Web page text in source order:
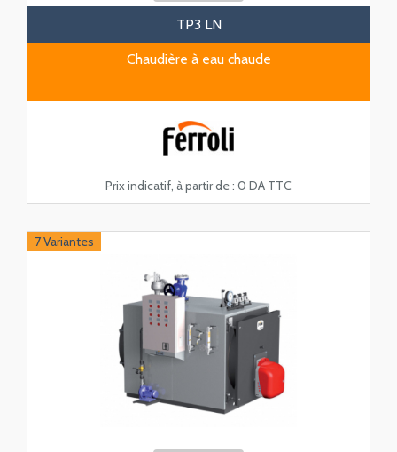
TP3 LN
Chaudière à eau chaude
Prix indicatif, à partir de : 0 DA TTC
7 Variantes